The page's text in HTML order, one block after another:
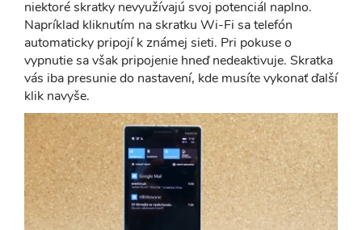
niektoré skratky nevyužívajú svoj potenciál naplno.
Napríklad kliknutím na skratku Wi-Fi sa telefón
automaticky pripojí k známej sieti. Pri pokuse o
vypnutie sa však pripojenie hneď nedeaktivuje. Skratka
vás iba presunie do nastavení, kde musíte vykonať ďalší
klik navyše.